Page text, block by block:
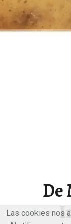
De
Las cookies nos